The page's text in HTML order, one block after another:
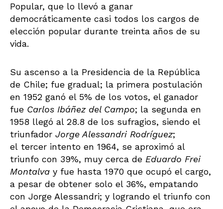
Popular, que lo llevó a ganar
democráticamente casi todos los cargos de
elección popular durante treinta años de su
vida.
Su ascenso a la Presidencia de la República
de Chile; fue gradual; la primera postulación
en 1952 ganó el 5% de los votos, el ganador
fue Carlos Ibáñez del Campo; la segunda en
1958 llegó al 28.8 de los sufragios, siendo el
triunfador Jorge Alessandri Rodríguez;
el tercer intento en 1964, se aproximó al
triunfo con 39%, muy cerca de Eduardo Frei
Montalva y fue hasta 1970 que ocupó el cargo,
a pesar de obtener solo el 36%, empatando
con Jorge Alessandri; y logrando el triunfo con